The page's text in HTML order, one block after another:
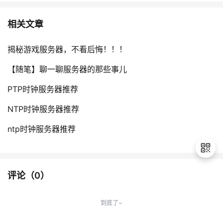
相关文章
揭秘游戏服务器，不看后悔！！！
【随笔】聊一聊服务器的那些事儿
PTP时钟服务器推荐
NTP时钟服务器推荐
ntp时钟服务器推荐
评论（0）
到底了~